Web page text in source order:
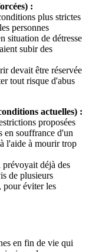
:
plus strictes
personnes
situation de détresse
subir des
devait être réservée
tout risque d'abus
actuelles) :
proposées
en souffrance d'un
l'aide à mourir trop
déjà des
de plusieurs
pour éviter les
en fin de vie qui